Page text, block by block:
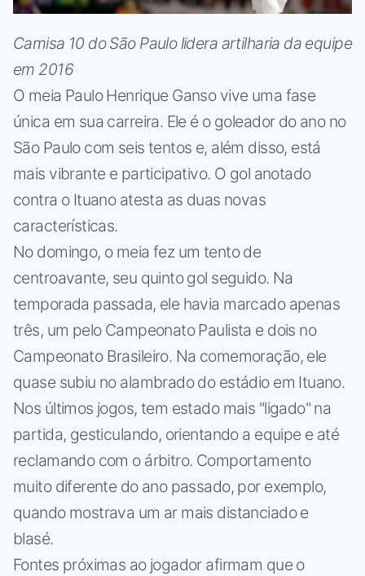
Camisa 10 do São Paulo lidera artilharia da equipe
em 2016
O meia Paulo Henrique Ganso vive uma fase
única em sua carreira. Ele é o goleador do ano no
São Paulo com seis tentos e, além disso, está
mais vibrante e participativo. O gol anotado
contra o Ituano atesta as duas novas
características.
No domingo, o meia fez um tento de
centroavante, seu quinto gol seguido. Na
temporada passada, ele havia marcado apenas
três, um pelo Campeonato Paulista e dois no
Campeonato Brasileiro. Na comemoração, ele
quase subiu no alambrado do estádio em Ituano.
Nos últimos jogos, tem estado mais "ligado" na
partida, gesticulando, orientando a equipe e até
reclamando com o árbitro. Comportamento
muito diferente do ano passado, por exemplo,
quando mostrava um ar mais distanciado e
blasé.
Fontes próximas ao jogador afirmam que o